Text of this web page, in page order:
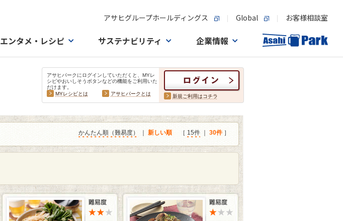
アサヒグループホールディングス Global お客様相談室
エンタメ・レシピ サステナビリティ 企業情報
アサヒパークにログインしていただくと、MYレ
シピやおいしそうボタンなどの機能をご利用いた
だけます。
MYレシピとは
アサヒパークとは 新規ご利用はコチラ
かんたん順（難易度） 新しい順 ［ 15件 30件 ］